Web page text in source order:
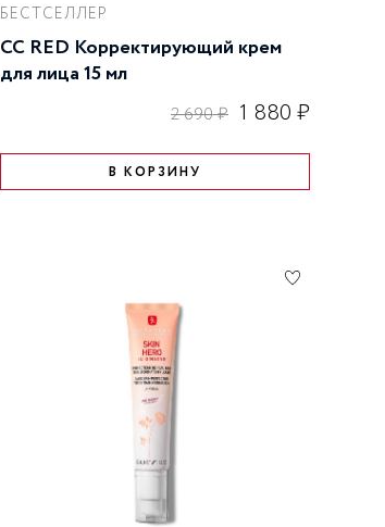
БЕСТСЕЛЛЕР
CC RED Корректирующий крем
для лица 15 мл
2 690 ₽ 1 880 ₽
В КОРЗИНУ